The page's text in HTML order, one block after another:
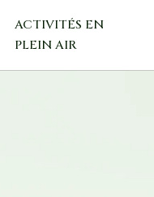
ACTIVITÉS EN
PLEIN AIR